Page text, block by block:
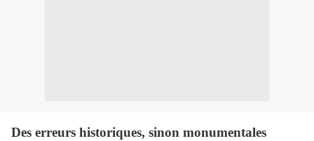
Des erreurs historiques, sinon monumentales